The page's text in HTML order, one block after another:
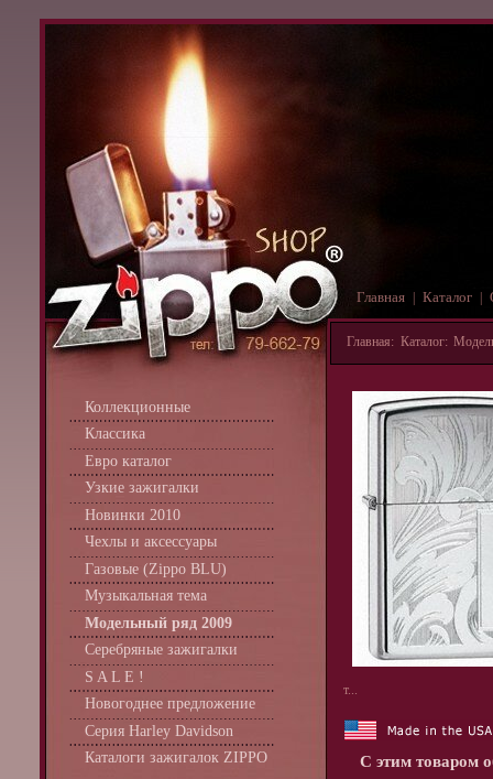
Главная Каталог
Коллекционные
Классика
Евро каталог
Узкие зажигалки
Новинки 2010
Чехлы и аксессуары
Газовые (Zippo BLU)
Музыкальная тема
Модельный ряд 2009
Серебряные зажигалки
S A L E !
Новогоднее предложение
Серия Harley Davidson
Каталоги зажигалок ZIPPO
Главная: Каталог:
т...
С этим товаром